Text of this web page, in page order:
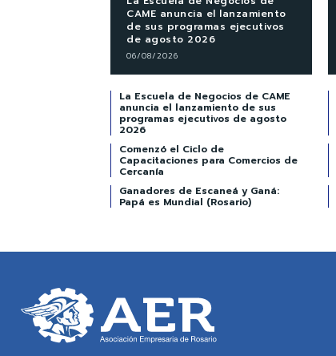
CAME anuncia el lanzamiento
de sus programas ejecutivos
de agosto 2026
06/08/2026
La Escuela de Negocios de CAME
anuncia el lanzamiento de sus
programas ejecutivos de agosto
2026
Comenzó el Ciclo de
Capacitaciones para Comercios de
Cercanía
Ganadores de Escaneá y Ganá:
Papá es Mundial (Rosario)